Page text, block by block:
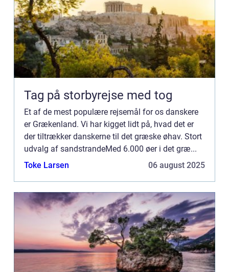
Tag på storbyrejse med tog
Et af de mest populære rejsemål for os danskere
er Grækenland. Vi har kigget lidt på, hvad det er
der tiltrækker danskerne til det græske øhav. Stort
udvalg af sandstrandeMed 6.000 øer i det græ...
Toke Larsen
06 august 2025